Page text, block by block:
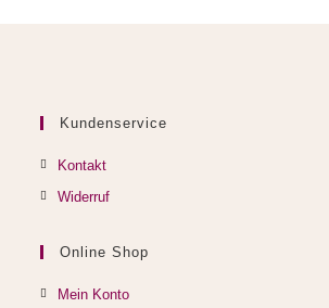
Kundenservice
Kontakt
Widerruf
Online Shop
Mein Konto